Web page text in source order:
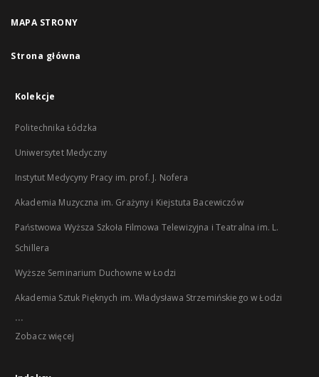
MAPA STRONY
Strona główna
Kolekcje
Politechnika Łódzka
Uniwersytet Medyczny
Instytut Medycyny Pracy im. prof. J. Nofera
Akademia Muzyczna im. Grażyny i Kiejstuta Bacewiczów
Państwowa Wyższa Szkoła Filmowa Telewizyjna i Teatralna im. L.
Schillera
Wyższe Seminarium Duchowne w Łodzi
Akademia Sztuk Pięknych im. Władysława Strzemińskiego w Łodzi
...
Zobacz więcej